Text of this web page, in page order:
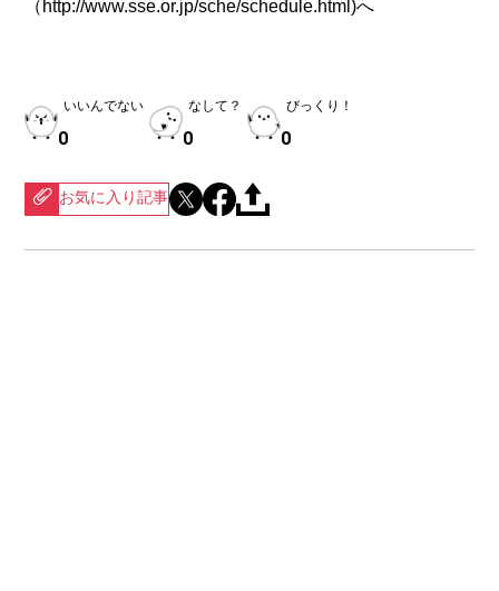
（ http://www.sse.or.jp/sche/schedule.html)へ
いいんでない
0
なして？
0
びっくり！
0
お気に入り記事